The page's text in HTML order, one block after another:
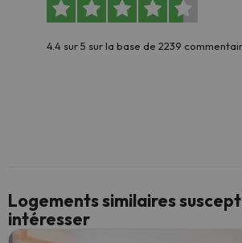
4.4 sur 5 sur la base de 2239
Logements similaires
intéresser